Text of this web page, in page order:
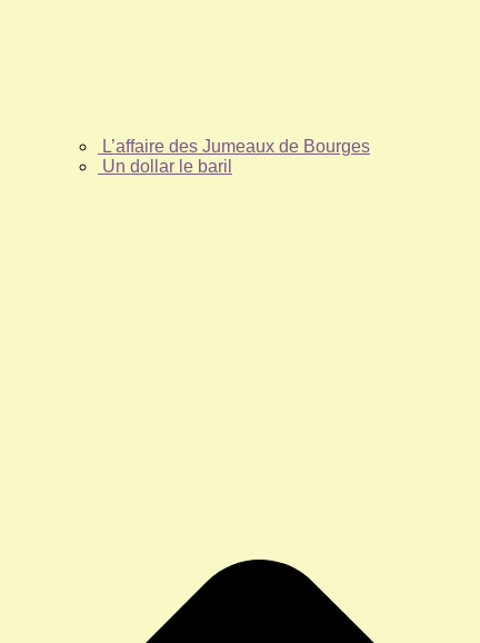
L’affaire des Jumeaux de Bourges
Un dollar le baril